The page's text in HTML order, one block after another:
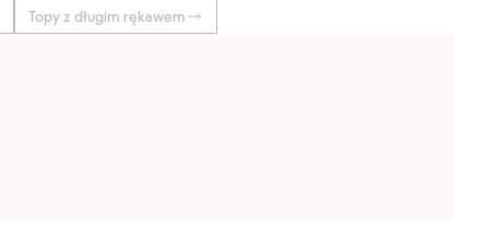
Topy z długim rękawem